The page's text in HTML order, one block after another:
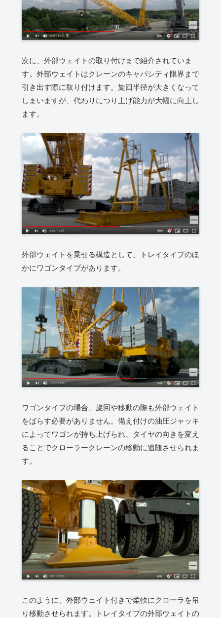
次に、外部ウェイトの取り付けまで紹介されていま
す。外部ウェイトはクレーンのキャパシティ限界まで
引き出す際に取り付けます。旋回半径が大きくなって
しまいますが、代わりにつり上げ能力が大幅に向上し
ます。
外部ウェイトを乗せる構造として、トレイタイプのほ
かにワゴンタイプがあります。
ワゴンタイプの場合、旋回や移動の際も外部ウェイト
をばらす必要がありません。備え付けの油圧ジャッキ
によってワゴンが持ち上げられ、タイヤの向きを変え
ることでクローラークレーンの移動に追随させられま
す。
このように、外部ウェイト付きで柔軟にクローラを吊
り移動させられます。トレイタイプの外部ウェイトの